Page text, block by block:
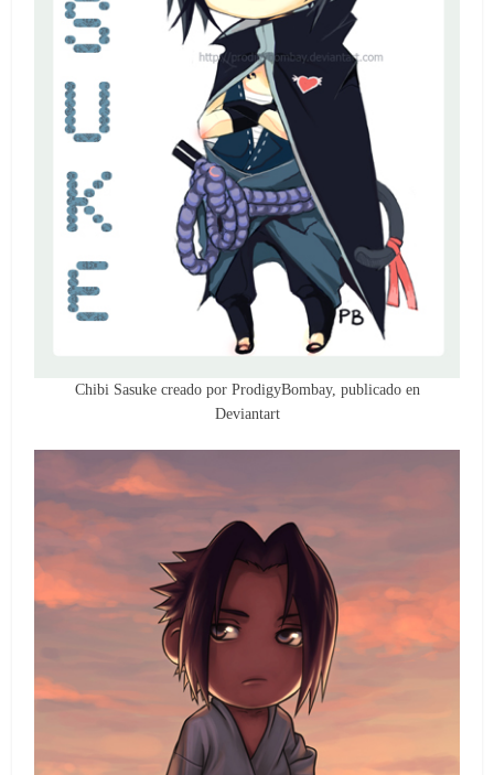
Chibi Sasuke creado por ProdigyBombay, publicado en
Deviantart